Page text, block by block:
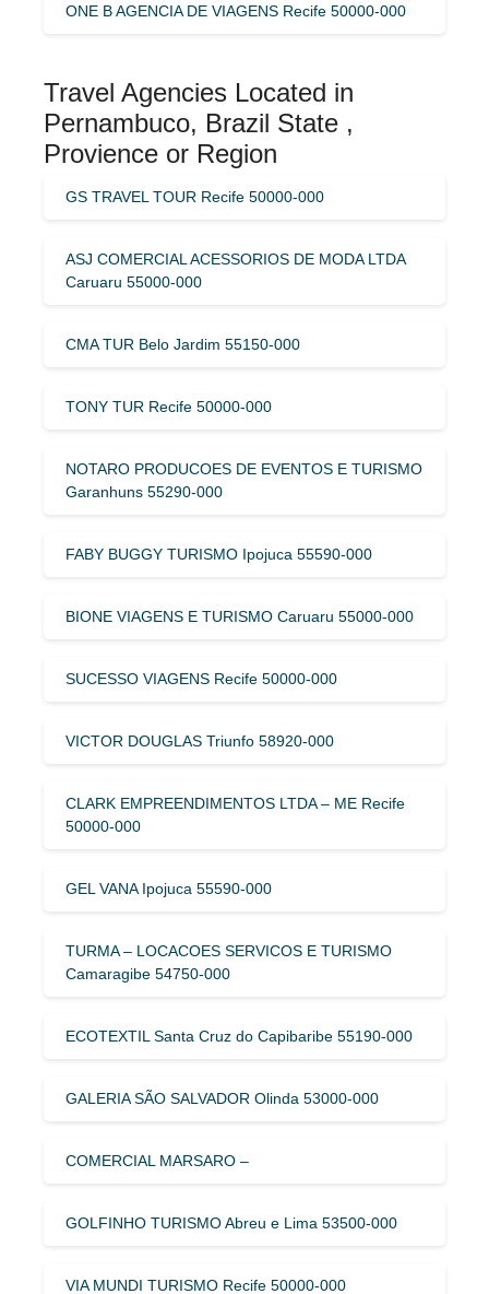
ONE B AGENCIA DE VIAGENS Recife 50000-000
Travel Agencies Located in
Pernambuco, Brazil State ,
Provience or Region
GS TRAVEL TOUR Recife 50000-000
ASJ COMERCIAL ACESSORIOS DE MODA LTDA
Caruaru 55000-000
CMA TUR Belo Jardim 55150-000
TONY TUR Recife 50000-000
NOTARO PRODUCOES DE EVENTOS E TURISMO
Garanhuns 55290-000
FABY BUGGY TURISMO Ipojuca 55590-000
BIONE VIAGENS E TURISMO Caruaru 55000-000
SUCESSO VIAGENS Recife 50000-000
VICTOR DOUGLAS Triunfo 58920-000
CLARK EMPREENDIMENTOS LTDA – ME Recife
50000-000
GEL VANA Ipojuca 55590-000
TURMA – LOCACOES SERVICOS E TURISMO
Camaragibe 54750-000
ECOTEXTIL Santa Cruz do Capibaribe 55190-000
GALERIA SÃO SALVADOR Olinda 53000-000
COMERCIAL MARSARO –
GOLFINHO TURISMO Abreu e Lima 53500-000
VIA MUNDI TURISMO Recife 50000-000